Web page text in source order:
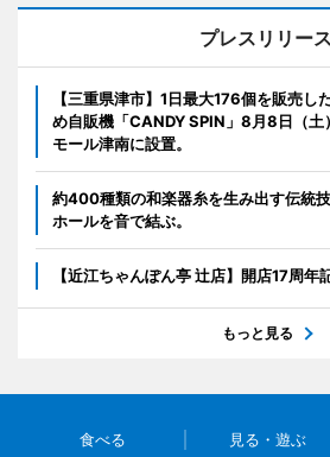
プレスリリース
【三重県津市】1日最大176個を販売し
め自販機「CANDY SPIN」8月8日（土
モール津南に設置。
約400種類の和楽器糸を生み出す伝統
ホールを音で結ぶ。
【近江ちゃんぽん亭 辻店】開店17周年
もっと見る
食べる 見る・遊ぶ